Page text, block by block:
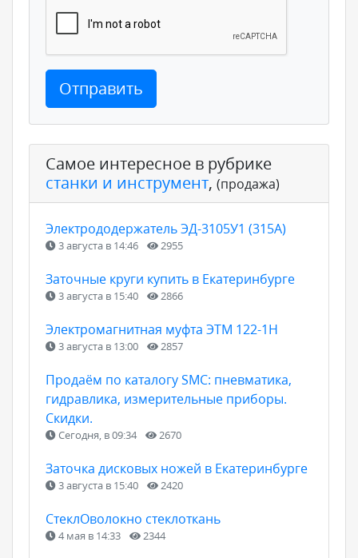
Отправить
Самое интересное в рубрике
станки и инструмент, (продажа)
Электрододержатель ЭД-3105У1 (315А)
3 августа в 14:46 2955
Заточные круги купить в Екатеринбурге
3 августа в 15:40 2866
Электромагнитная муфта ЭТМ 122-1Н
3 августа в 13:00 2857
Продаём по каталогу SMC: пневматика,
гидравлика, измерительные приборы.
Скидки.
Сегодня, в 09:34 2670
Заточка дисковых ножей в Екатеринбурге
3 августа в 15:40 2420
СтеклОволокно стеклоткань
4 мая в 14:33 2344